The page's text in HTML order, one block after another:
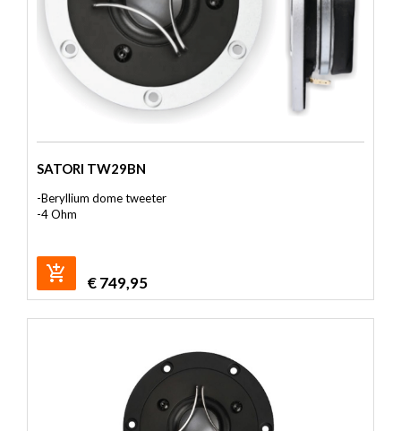
SATORI TW29BN
-Beryllium dome tweeter
-4 Ohm
€749,95